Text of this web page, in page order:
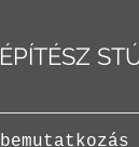
ÉPÍTÉSZ
bemutatkozás